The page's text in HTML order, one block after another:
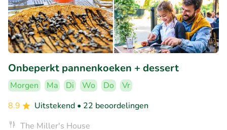
Onbeperkt pannenkoeken + dessert
Morgen Ma Di Wo Do
Vr
8.9
Uitstekend • 22 beoordelingen
The Miller's House